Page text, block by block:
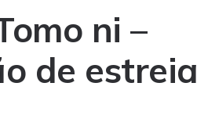
ni –
de estreia